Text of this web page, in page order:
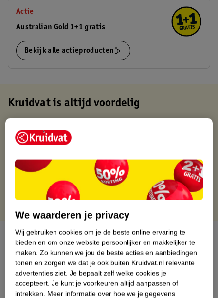
Actie
Australian Gold 1+1 gratis
Bekijk alle actieproducten
Kruidvat is altijd voordelig
Op werkdagen voor 22:00 uur besteld, volgende dag in huis
Gratis retourneren binnen 30 dagen
Gratis punten met je Kruidvat kaart
Over dit product
Productinformatie
Etiketinformatie
We waarderen je privacy
Wij gebruiken cookies om je de beste online ervaring te
bieden en om onze website persoonlijker en makkelijker te
maken. Zo kunnen we jou de beste acties en aanbiedingen
tonen en zorgen we dat je ook buiten Kruidvat.nl relevante
advertenties ziet. Je bepaalt zelf welke cookies je
accepteert. Je kunt je voorkeuren altijd aanpassen of
intrekken. Meer informatie over hoe we je gegevens